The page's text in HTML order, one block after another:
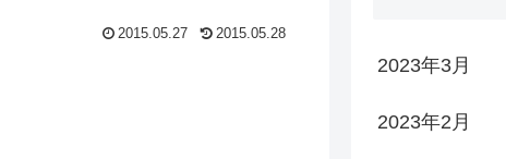
2015.05.27 2015.05.28
2023年3月
2023年2月